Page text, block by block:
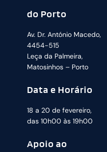
do Porto
Av. Dr. António Macedo,
4454-515
Leça da Palmeira,
Matosinhos – Porto
Data e Horário
18 a 20 de fevereiro,
das 10h00 às 19h00
Apoio ao